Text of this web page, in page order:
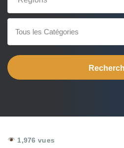
Tous les Catégories
1,976 vues